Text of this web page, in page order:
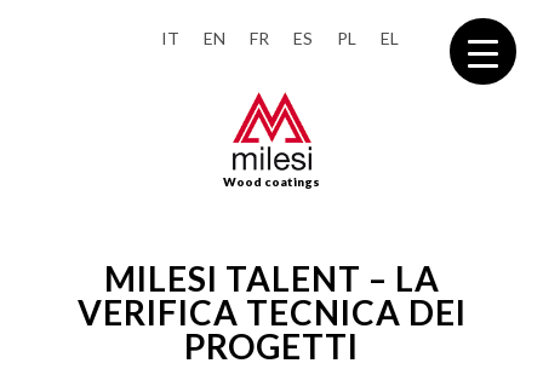
IT EN FR ES PL EL
Wood coatings
MILESI TALENT – LA
VERIFICA TECNICA DEI
PROGETTI